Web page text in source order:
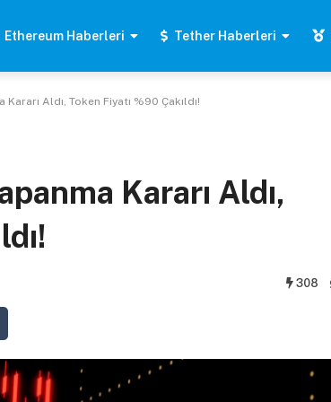
Ethereum Haberleri Tether Haberleri
Aldı, Token Fiyatı %90 Çakıldı!
Kararı Aldı,
308